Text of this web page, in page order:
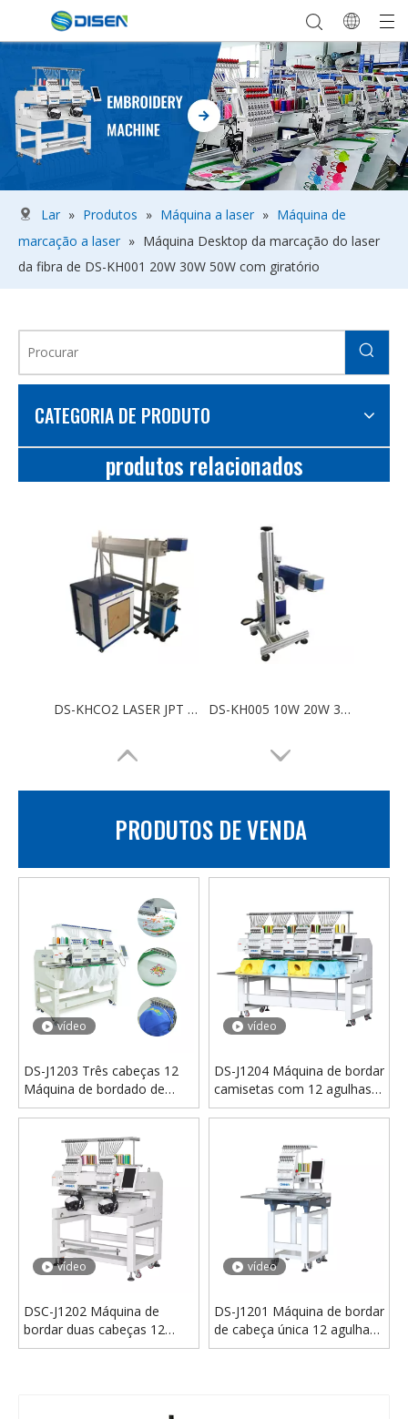
Lar » Produtos » Máquina a laser » Máquina de
marcação a laser » Máquina Desktop da marcação do laser
da fibra de DS-KH001 20W 30W 50W com giratório
CATEGORIA DE PRODUTO
produtos relacionados
DS-KHCO2 LASER JPT MOPA Cor CO2 Máquina de marcação a laser 20W 30W 50W Marcador de laser de fibra para metal e plástico com rotativo DS-KH005 10W 20W 30W Mini Desktop Portátil Metal Plástico Jóias Cor Código MOPA Logotipo Máquina de marcação a laser de fibra óptica RF para aço inoxidável
DS-KH002 Mesa dividida portátil tipo 20w 30w 50w máquina de marcação a laser de fibra CO2 com rotativo para anel de joias de metal
PRODUTOS DE VENDA
vídeo
DS-J1203 Três cabeças 12
Máquina de bordado de
agulhas
vídeo
DS-J1204 Máquina de bordar
camisetas com 12 agulhas e
quatro cabeças
vídeo
DSC-J1202 Máquina de
bordar duas cabeças 12
agulhas
vídeo
DS-J1201 Máquina de bordar
de cabeça única 12 agulhas
para venda